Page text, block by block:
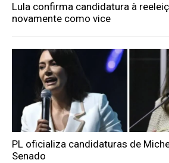
Lula confirma candidatura à
novamente como vice
PL oficializa candidaturas de
Senado